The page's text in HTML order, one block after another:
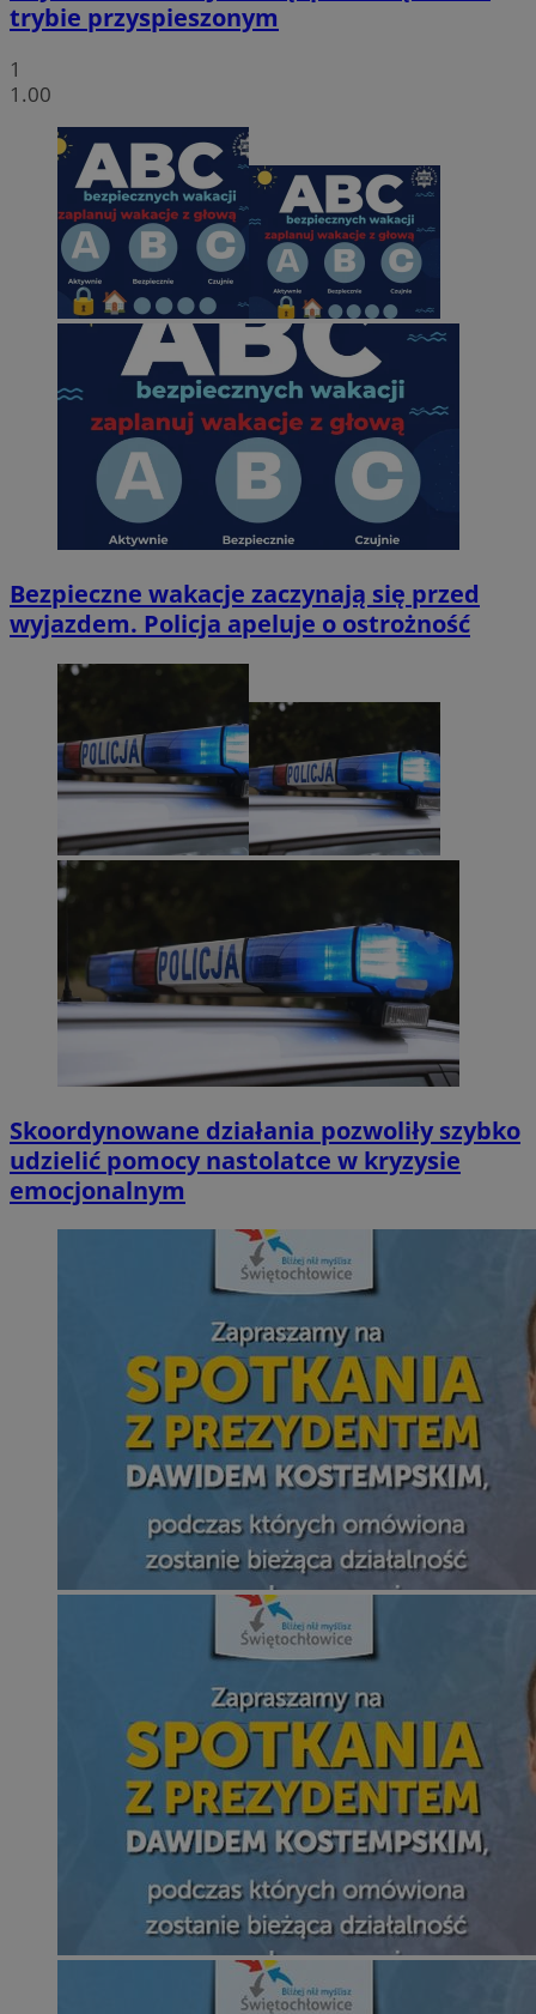
trybie przyspieszonym
1
1.00
Bezpieczne wakacje zaczynają się przed
wyjazdem. Policja apeluje o ostrożność
Skoordynowane działania pozwoliły szybko
udzielić pomocy nastolatce w kryzysie
emocjonalnym